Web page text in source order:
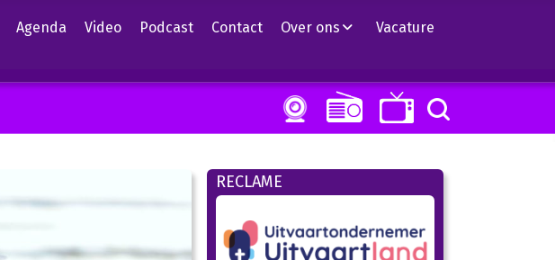
Agenda Video Podcast Contact Over ons Vacature
RECLAME